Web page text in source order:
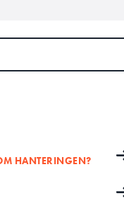
HANTERINGEN?